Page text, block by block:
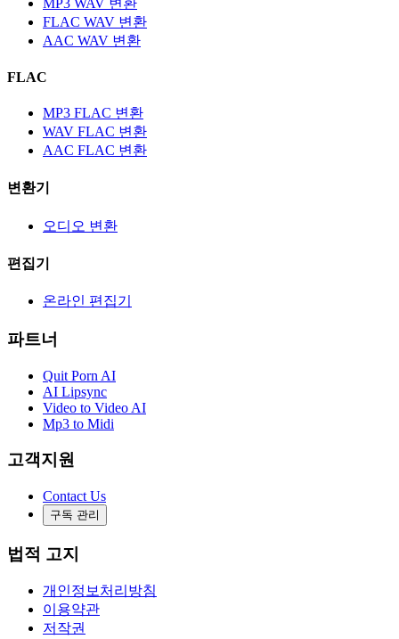
FLAC WAV 변환
AAC WAV 변환
FLAC
MP3 FLAC 변환
WAV FLAC 변환
AAC FLAC 변환
변환기
오디오 변환
편집기
온라인 편집기
파트너
Quit Porn AI
AI Lipsync
Video to Video AI
Mp3 to Midi
고객지원
Contact Us
구독 관리
법적 고지
개인정보처리방침
이용약관
저작권